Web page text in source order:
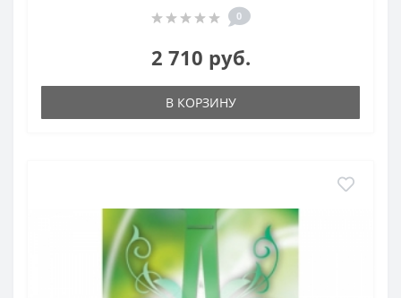
0
2 710 руб.
В КОРЗИНУ